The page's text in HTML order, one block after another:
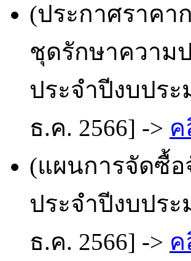
(ประกาศราคา
ชุดรักษาความ
ประจำปีงบปร
ธ.ค. 2566] -> ค
(แผนการจัดซื้อ
ประจำปีงบปร
ธ.ค. 2566] -> ค